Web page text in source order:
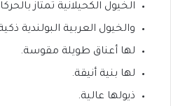
الخيول الكحيلانية تمتاز
والخيول العربية البولندية
لها أعناق طويلة مقوسة.
لها بنية أنيقة.
ذيولها عالية.